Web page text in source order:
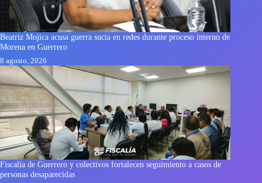
Beatriz Mojica acusa guerra sucia en redes durante proceso interno de
Morena en Guerrero
8 agosto, 2026
Fiscalía de Guerrero y colectivos fortalecen seguimiento a casos de
personas desaparecidas